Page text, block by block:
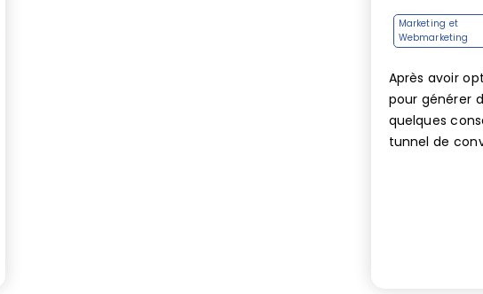
Marketing et
Webmarketing
Après avoir
pour générer
quelques
tunnel de